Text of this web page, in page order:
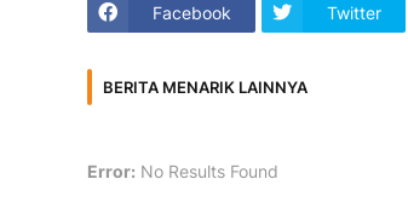
Facebook Twitter
BERITA MENARIK LAINNYA
Error: No Results Found